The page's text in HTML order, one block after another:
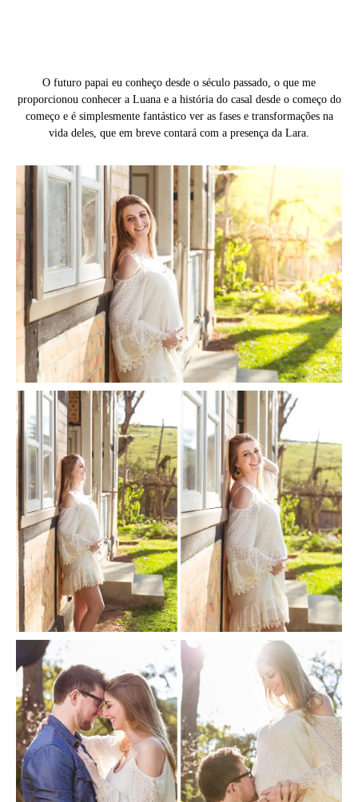
O futuro papai eu conheço desde o século passado, o que me
proporcionou conhecer a Luana e a história do casal desde o começo do
começo e é simplesmente fantástico ver as fases e transformações na
vida deles, que em breve contará com a presença da Lara.